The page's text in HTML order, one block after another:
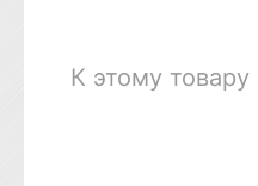
К этому